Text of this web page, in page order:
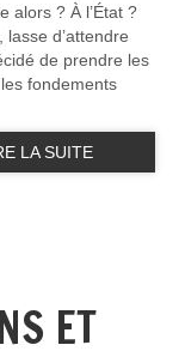
alors ? À l’État ?
d’attendre
de prendre les
fondements
LA SUITE
ET